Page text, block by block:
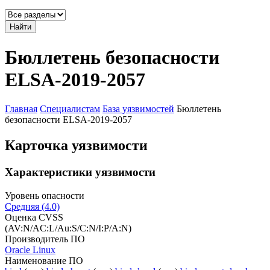
Найти
Бюллетень безопасности
ELSA-2019-2057
Главная Специалистам База уязвимостей Бюллетень
безопасности ELSA-2019-2057
Карточка уязвимости
Характеристики уязвимости
Уровень опасности
Средняя (4.0)
Оценка CVSS
(AV:N/AC:L/Au:S/C:N/I:P/A:N)
Производитель ПО
Oracle Linux
Наименование ПО